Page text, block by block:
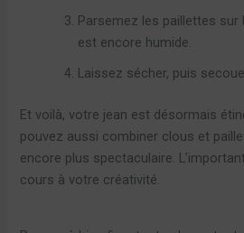
Parsemez les paillettes sur
est encore humide.
Laissez sécher, puis
Et voilà, votre jean est désormais
pouvez aussi combiner clous et
encore plus spectaculaire.
cours à votre créativité.